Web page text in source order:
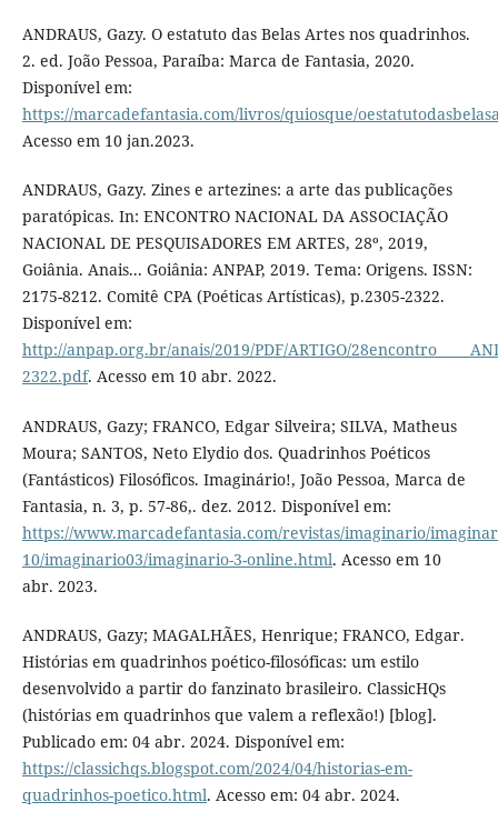
ANDRAUS, Gazy. O estatuto das Belas Artes nos quadrinhos.
2. ed. João Pessoa, Paraíba: Marca de Fantasia, 2020.
Disponível em:
https://marcadefantasia.com/livros/quiosque/
Acesso em 10 jan.2023.
ANDRAUS, Gazy. Zines e artezines: a arte das publicações
paratópicas. In: ENCONTRO NACIONAL DA ASSOCIAÇÃO
NACIONAL DE PESQUISADORES EM ARTES, 28º, 2019,
Goiânia. Anais... Goiânia: ANPAP, 2019. Tema: Origens. ISSN:
2175-8212. Comitê CPA (Poéticas Artísticas), p.2305-2322.
Disponível em:
http://anpap.org.br/anais/2019/PDF/ARTIGO/
2322.pdf. Acesso em 10 abr. 2022.
ANDRAUS, Gazy; FRANCO, Edgar Silveira; SILVA, Matheus
Moura; SANTOS, Neto Elydio dos. Quadrinhos Poéticos
(Fantásticos) Filosóficos. Imaginário!, João Pessoa, Marca de
Fantasia, n. 3, p. 57-86,. dez. 2012. Disponível em:
https://www.marcadefantasia.com/revistas/imaginario/
10/imaginario03/imaginario-3-online.html. Acesso em 10
abr. 2023.
ANDRAUS, Gazy; MAGALHÃES, Henrique; FRANCO, Edgar.
Histórias em quadrinhos poético-filosóficas: um estilo
desenvolvido a partir do fanzinato brasileiro. ClassicHQs
(histórias em quadrinhos que valem a reflexão!) [blog].
Publicado em: 04 abr. 2024. Disponível em:
https://classichqs.blogspot.com/2024/04/historias-em-
quadrinhos-poetico.html. Acesso em: 04 abr. 2024.